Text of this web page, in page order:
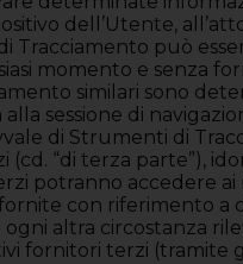
dell’Utente,
Tracciamento può
momento e senza
similari sono
sessione di
di Strumenti di
(cd. “di terza parte”),
potranno accedere
con riferimento
altra circostanza
fornitori terzi (tramite